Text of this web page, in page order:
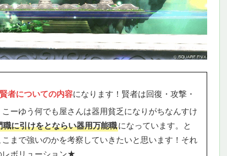
賢者についての内容になります！賢者は回復・攻撃・
ーゆう何でも屋さんは器用貧乏になりがちなんすけ
職に引けをとならい器用万能職になっています。と
まで強いのかを考察していきたいと思います！それ
レボリューション★